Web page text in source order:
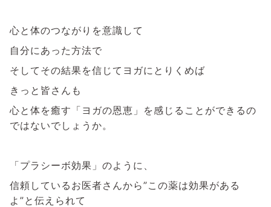
心と体のつながりを意識して
自分にあった方法で
そしてその結果を信じてヨガにとりくめば
きっと皆さんも
心と体を癒す「ヨガの恩恵」を感じることができるの
ではないでしょうか。
「プラシーボ効果」のように、
信頼しているお医者さんから”この薬は効果がある
よ”と伝えられて